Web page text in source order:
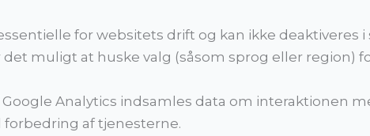
for websitets drift og kan ikke deaktiveres i
det muligt at huske valg (såsom sprog eller region)
Analytics indsamles data om interaktionen
af tjenesterne.